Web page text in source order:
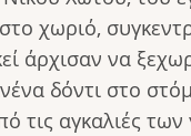
χωριό,
άρχισαν να
δόντι στο
τις αγκαλιές των